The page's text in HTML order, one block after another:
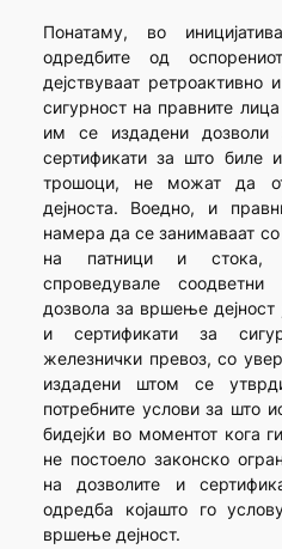
Понатаму, во
одредбите од
дејствуваат ретроактивно
сигурност на правните
им се издадени дозволи
сертификати за што биле
трошоци, не можат да
дејноста. Воедно, и
намера да се занимаваат
на патници и стока,
спроведувале
дозвола за вршење дејност
и сертификати за
железнички превоз, со
издадени штом се
потребните услови за што
бидејќи во моментот кога
не постоело законско
на дозволите и
одредба којашто го
вршење дејност.